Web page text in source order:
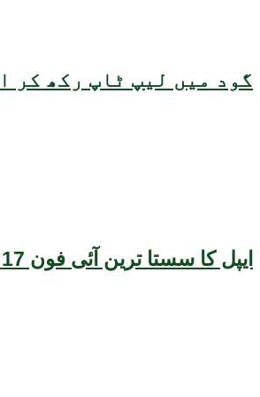
گود میں لیپ ٹاپ رکھ کر
ایپل کا سستا ترین آئی فون 17 ای فروری 2026 میں متعارف ہونے کا امکان، قیمت بھی سامنے آگئی